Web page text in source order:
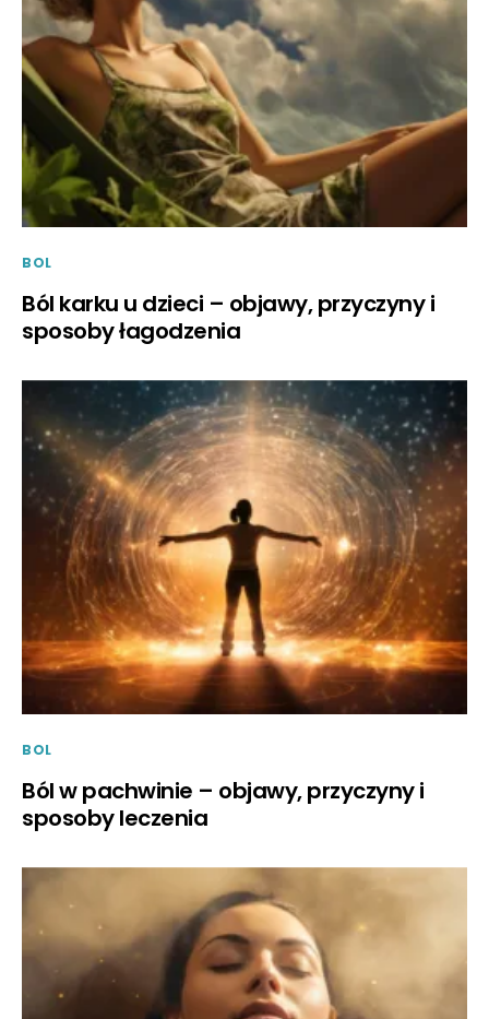
BOL
Ból karku u dzieci – objawy, przyczyny i
sposoby łagodzenia
BOL
Ból w pachwinie – objawy, przyczyny i
sposoby leczenia